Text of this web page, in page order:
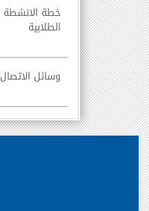
خطة الانشطة
الطلابية
وسائل الاتصال